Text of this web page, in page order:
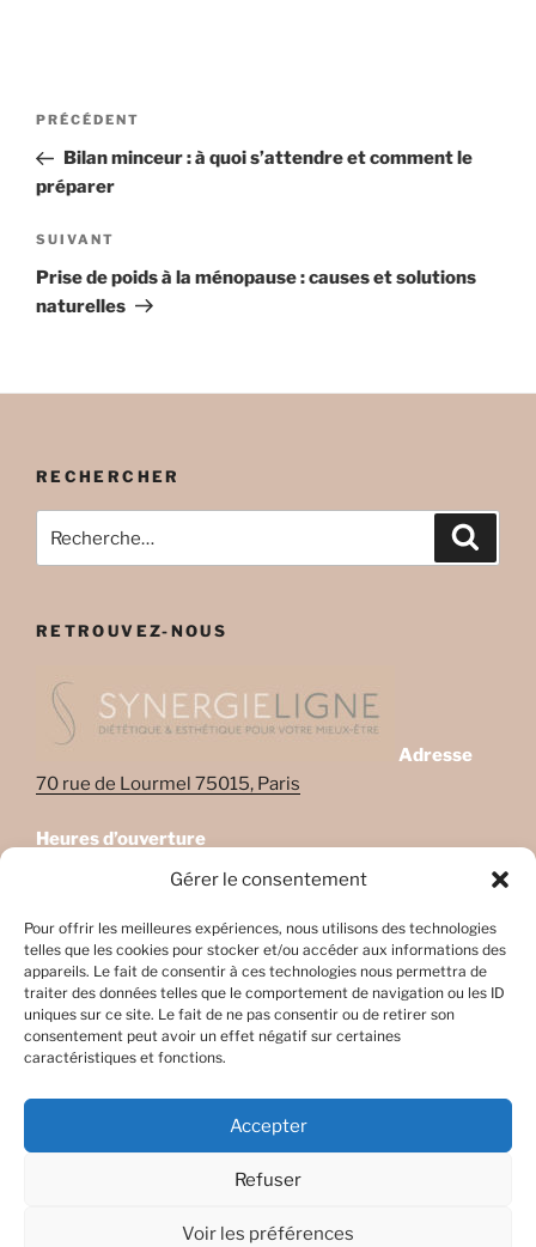
Gérer le consentement
Pour offrir les meilleures expériences, nous utilisons des technologies
telles que les cookies pour stocker et/ou accéder aux informations des
appareils. Le fait de consentir à ces technologies nous permettra de
traiter des données telles que le comportement de navigation ou les ID
uniques sur ce site. Le fait de ne pas consentir ou de retirer son
consentement peut avoir un effet négatif sur certaines
caractéristiques et fonctions.
Accepter
Refuser
Voir les préférences
Navigation
l’article
Article
précédent
PRÉCÉDENT
Bilan minceur : à quoi s’attendre et comment le
préparer
Article
suivant
SUIVANT
Prise de poids à la ménopause : causes et solutions
naturelles
RECHERCHER
pour
RETROUVEZ-NOUS
Adresse
70 rue de Lourmel 75015, Paris
Heures d’ouverture
Lundi: 08:45–22:00
Mercredi: Fermé
Jeudi: 08:45-17h45
Vendredi: 08:45-17h45
Samedi: Fermé
Dimanche: Fermé